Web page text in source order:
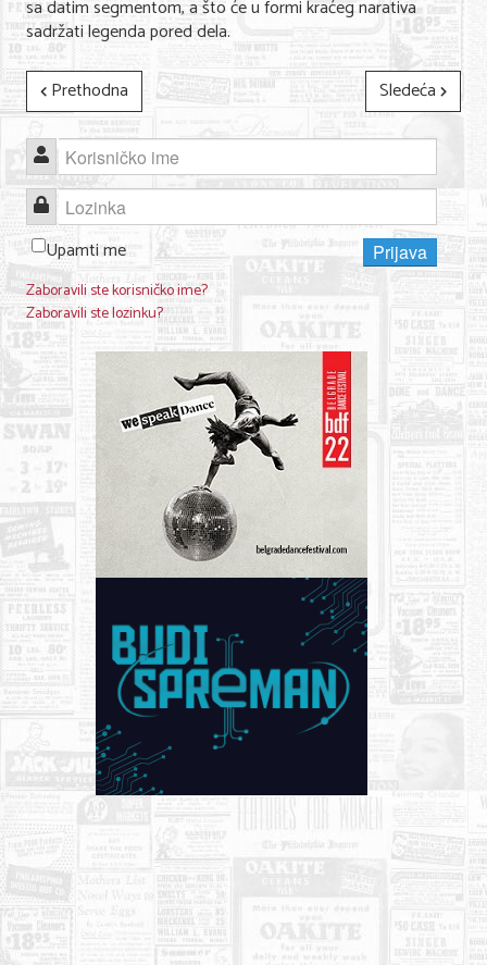
sa datim segmentom, a što će u formi kraćeg narativa
sadržati legenda pored dela.
Prethodna
Sledeća
Korisničko ime
Lozinka
Upamti me
Prijava
Zaboravili ste korisničko ime?
Zaboravili ste lozinku?